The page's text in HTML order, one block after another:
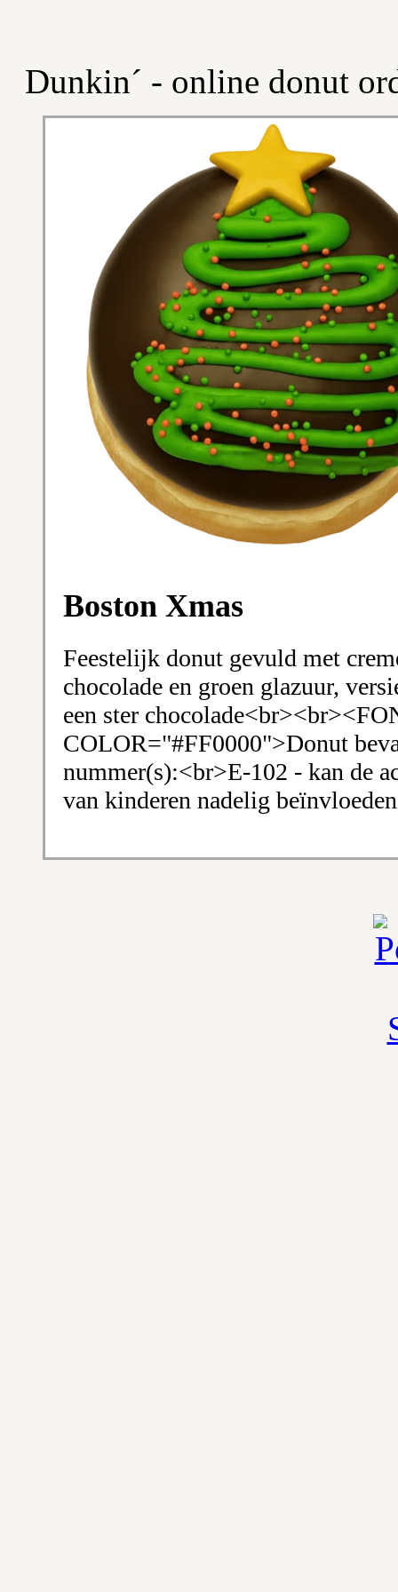
Dunkin´ - online donut
Boston Xmas
Feestelijk donut gevuld met
chocolade en groen glazuur,
een ster
COLOR="#FF0000">Donut
nummer(s):<br>E-102 - kan de
van kinderen nadelig